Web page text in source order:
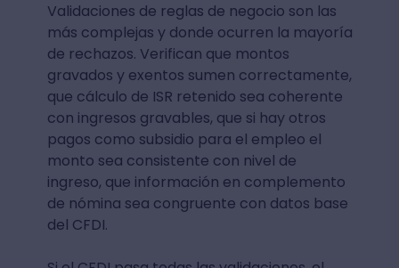
Validaciones de reglas de negocio son las
más complejas y donde ocurren la mayoría
de rechazos. Verifican que montos
gravados y exentos sumen correctamente,
que cálculo de ISR retenido sea coherente
con ingresos gravables, que si hay otros
pagos como subsidio para el empleo el
monto sea consistente con nivel de
ingreso, que información en complemento
de nómina sea congruente con datos base
del CFDI.